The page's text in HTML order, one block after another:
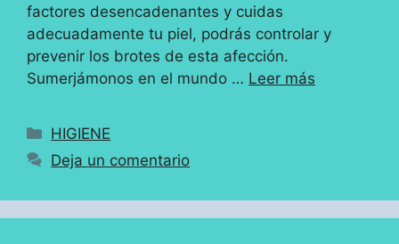
factores desencadenantes y cuidas
adecuadamente tu piel, podrás controlar y
prevenir los brotes de esta afección.
Sumerjámonos en el mundo … Leer más
Categorías
HIGIENE
Deja un comentario